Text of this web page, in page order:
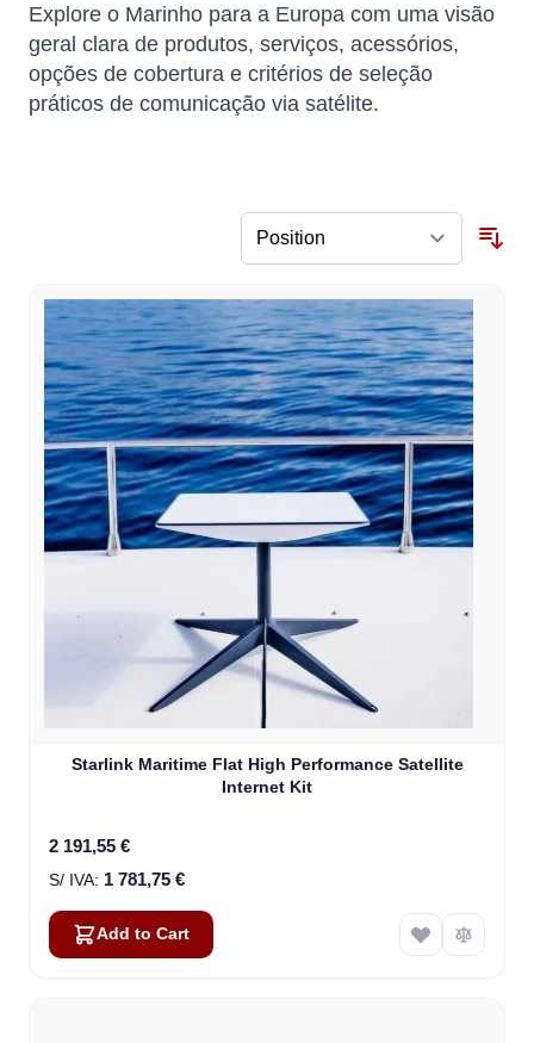
Explore o Marinho para a Europa com uma visão
geral clara de produtos, serviços, acessórios,
opções de cobertura e critérios de seleção
práticos de comunicação via satélite.
Starlink Maritime Flat High Performance Satellite
Internet Kit
2 191,55 €
1 781,75 €
Add to Cart